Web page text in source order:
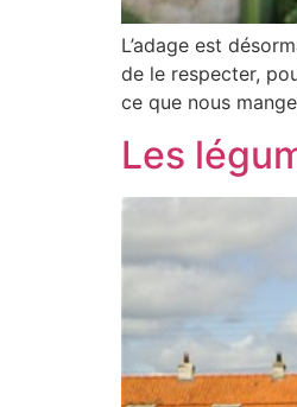
L’adage est
de le respecter,
ce que nous
Les